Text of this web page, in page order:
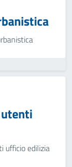
ufficio edilizia